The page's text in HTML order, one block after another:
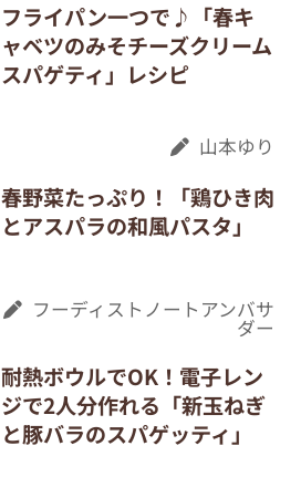
フライパン一つで♪「春キ
ャベツのみそチーズクリーム
スパゲティ」レシピ
山本ゆり
春野菜たっぷり！「鶏ひき肉
とアスパラの和風パスタ」
フーディストノートアンバサ
ダー
耐熱ボウルでOK！電子レン
ジで2人分作れる「新玉ねぎ
と豚バラのスパゲッティ」